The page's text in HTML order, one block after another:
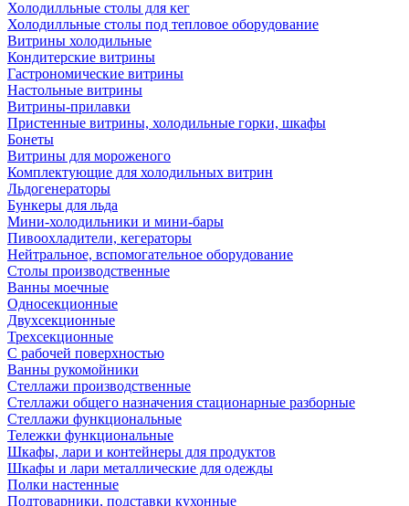
Холодилльные столы для кег
Холодилльные столы под тепловое оборудование
Витрины холодильные
Кондитерские витрины
Гастрономические витрины
Настольные витрины
Витрины-прилавки
Пристенные витрины, холодильные горки, шкафы
Бонеты
Витрины для мороженого
Комплектующие для холодильных витрин
Льдогенераторы
Бункеры для льда
Мини-холодильники и мини-бары
Пивоохладители, кегераторы
Нейтральное, вспомогательное оборудование
Столы производственные
Ванны моечные
Односекционные
Двухсекционные
Трехсекционные
С рабочей поверхностью
Ванны рукомойники
Стеллажи производственные
Стеллажи общего назначения стационарные разборные
Стеллажи функциональные
Тележки функциональные
Шкафы, лари и контейнеры для продуктов
Шкафы и лари металлические для одежды
Полки настенные
Подтоварники, подставки кухонные